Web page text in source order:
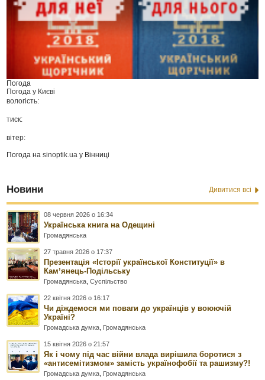
Погода
Погода у Києві
вологість:
тиск:
вітер:
Погода наsinoptik.ua у Вінниці
Новини Дивитися всі
08 червня 2026 о 16:34
Українська книга на Одещині
Громадянська
27 травня 2026 о 17:37
Презентація «Історії української Конституції» в
Камʼянець-Подільську
Громадянська ,Суспільство
22 квітня 2026 о 16:17
Чи діждемося ми поваги до українців у воюючій
Україні?
Громадська думка Громадянська
15 квітня 2026 о 21:57
Як і чому під час війни влада вирішила боротися з
«антисемітизмом» замість українофобії та рашизму?!
Громадська думка Громадянська